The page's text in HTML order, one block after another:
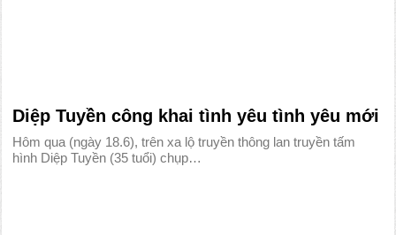
Diệp Tuyền công khai tình yêu tình yêu mới
Hôm qua (ngày 18.6), trên xa lộ truyền thông lan truyền tấm
hình Diệp Tuyền (35 tuổi) chụp…